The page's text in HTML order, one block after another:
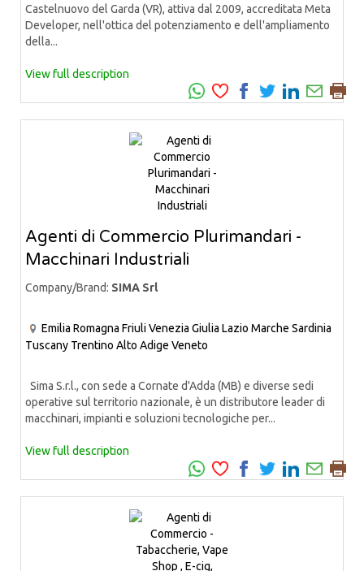
Castelnuovo del Garda (VR), attiva dal 2009, accreditata Meta
Developer, nell'ottica del potenziamento e dell'ampliamento
della...
View full description
Agenti di Commercio Plurimandari -
Macchinari Industriali
Company/Brand: SIMA Srl
Emilia Romagna Friuli Venezia Giulia Lazio Marche Sardinia
Tuscany Trentino Alto Adige Veneto
Sima S.r.l., con sede a Cornate d'Adda (MB) e diverse sedi
operative sul territorio nazionale, è un distributore leader di
macchinari, impianti e soluzioni tecnologiche per...
View full description